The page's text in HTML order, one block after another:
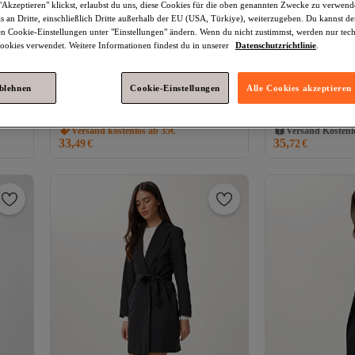
Happiness İstanbul
Schwarzer
Damen-Trenchcoat aus Kunstleder mit
Schnitt RV00156
Versand kostenlos ab 35€
33,49€
Happiness
zweireihiger
Versand
Versand
35,72€
klickst, erlaubst du uns, diese Cookies für die oben genannten Zwecke zu
an Dritte, einschließlich Dritte außerhalb der EU (USA, Türkiye), weiterzugeben. Du kannst
Cookie-Einstellungen unter "Einstellungen" ändern. Wenn du nicht zustimmst, werden nur
verwendet. Weitere Informationen findest du in unserer
Datenschutzrichtlinie
Cookie-Einstellungen Alle Cookies akzeptieren